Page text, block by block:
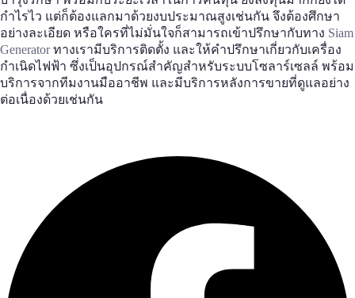
กำไรไว แต่ก็ต้องแลกมาด้วยงบประมาณสูงเช่นกัน จึงต้องศึกษา
อย่างละเอียด หรือใครที่ไม่มั่นใจก็สามารถเข้าปรึกษากับทาง Siam
Generatorทางเรามีบริการติดตั้ง และให้คำปรึกษาเกี่ยวกับเครื่อง
กำเนิดไฟฟ้า ซึ่งเป็นอุปกรณ์สำคัญสำหรับระบบโซลาร์เซลล์ พร้อม
บริการจากทีมงานมืออาชีพ และมีบริการหลังการขายที่ดูแลอย่าง
ต่อเนื่องด้วยเช่นกัน